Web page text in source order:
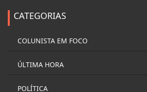
CATEGORIAS
COLUNISTA EM FOCO
ÚLTIMA HORA
POLÍTICA